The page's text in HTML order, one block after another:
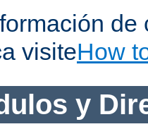
de
visiteHow
y